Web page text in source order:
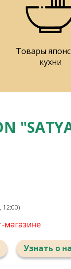
Товары
кухни
12:00)
магазине
Узнать о